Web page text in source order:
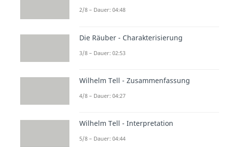
2/8 – Dauer: 04:48
Die Räuber - Charakterisierung
3/8 – Dauer: 02:53
Wilhelm Tell - Zusammenfassung
4/8 – Dauer: 04:27
Wilhelm Tell - Interpretation
5/8 – Dauer: 04:44